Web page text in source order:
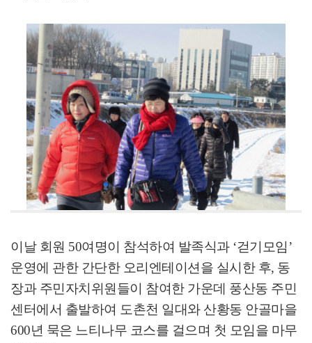
이날 회원 50여명이 참석하여 발족식과 ‘걷기모임’
운영에 관한 간단한 오리엔테이션을 실시한 후, 동
장과 주민자치위원들이 참여한 가운데 풍산동 주민
센터에서 출발하여 도촌천 일대와 산황동 안골마을
600년 묵은 느티나무 코스를 걸으며 첫 모임을 마무